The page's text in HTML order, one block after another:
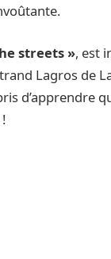
streets », est
Lagros de
d’apprendre